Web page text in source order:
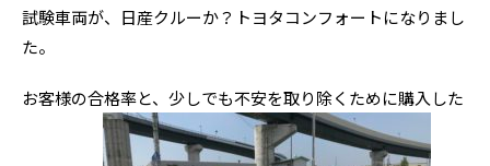
試験車両が、日産クルーか？トヨタコンフォートになりまし
た。
お客様の合格率と、少しでも不安を取り除くために購入した